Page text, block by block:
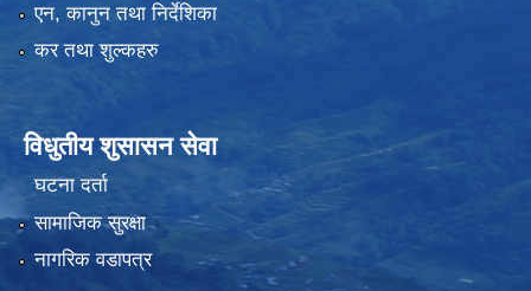
एन, कानुन तथा निर्देशिका
कर तथा शुल्कहरु
विधुतीय शुसासन सेवा
घटना दर्ता
सामाजिक सुरक्षा
नागरिक वडापत्र